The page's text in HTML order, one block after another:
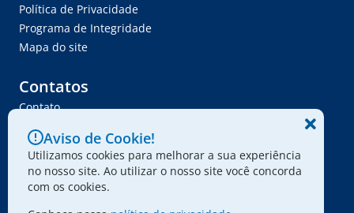
Política de Privacidade
Programa de Integridade
Mapa do site
Contatos
Contato
Ser Fornecedor
Envie seu projeto
Aviso de Cookie!
Utilizamos cookies para melhorar a sua experiência
no nosso site. Ao utilizar o nosso site você concorda
com os cookies.